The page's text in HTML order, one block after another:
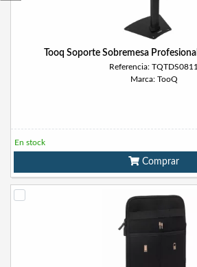
Tooq Soporte Sobremesa
Referencia: TQTDS0811
Marca: TooQ
En stock
Comprar